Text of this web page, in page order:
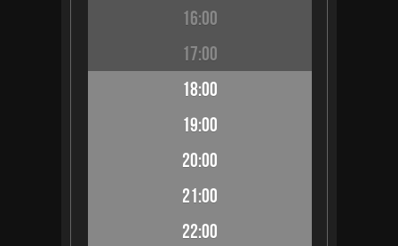
16:00
17:00
18:00
19:00
20:00
21:00
22:00